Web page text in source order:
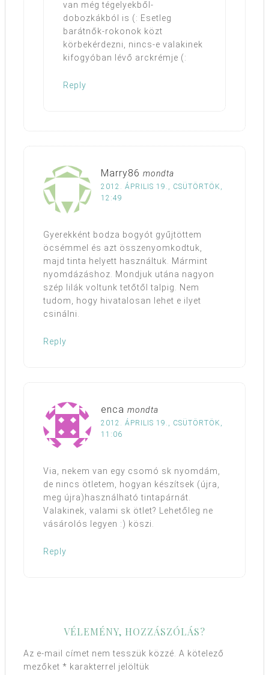
van még tégelyekből-
dobozkákból is (: Esetleg
barátnők-rokonok közt
körbekérdezni, nincs-e valakinek
kifogyóban lévő arckrémje (:
Reply
Marry86 mondta
2012. ÁPRILIS 19., CSÜTÖRTÖK,
12:49
Gyerekként bodza bogyót gyűjtöttem
öcsémmel és azt összenyomkodtuk,
majd tinta helyett használtuk. Mármint
nyomdázáshoz. Mondjuk utána nagyon
szép lilák voltunk tetőtől talpig. Nem
tudom, hogy hivatalosan lehet e ilyet
csinálni.
Reply
enca mondta
2012. ÁPRILIS 19., CSÜTÖRTÖK,
11:06
Via, nekem van egy csomó sk nyomdám,
de nincs ötletem, hogyan készítsek (újra,
meg újra)használható tintapárnát.
Valakinek, valami sk ötlet? Lehetőleg ne
vásárolós legyen :) köszi.
Reply
VÉLEMÉNY, HOZZÁSZÓLÁS?
Az e-mail címet nem tesszük közzé. A kötelező
mezőket * karakterrel jelöltük